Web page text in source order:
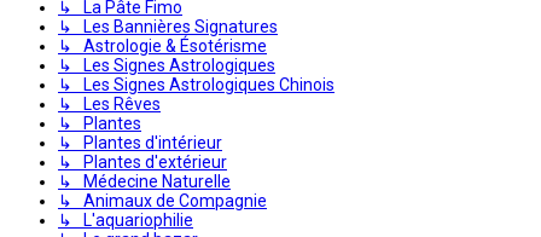
↳ La Pâte Fimo
↳ Les Bannières Signatures
↳ Astrologie & Ésotérisme
↳ Les Signes Astrologiques
↳ Les Signes Astrologiques Chinois
↳ Les Rêves
↳ Plantes
↳ Plantes d'intérieur
↳ Plantes d'extérieur
↳ Médecine Naturelle
↳ Animaux de Compagnie
↳ L'aquariophilie